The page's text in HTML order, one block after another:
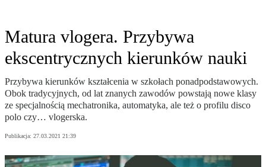
Matura vlogera. Przybywa
ekscentrycznych kierunków nauki
Przybywa kierunków kształcenia w szkołach ponadpodstawowych.
Obok tradycyjnych, od lat znanych zawodów powstają nowe klasy
ze specjalnością mechatronika, automatyka, ale też o profilu disco
polo czy… vlogerska.
Publikacja: 27.03.2021 21:39